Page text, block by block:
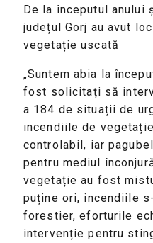
De la începutul anului
județul Gorj au avut
vegetație uscată
„Suntem abia la
fost solicitați să
a 184 de situații de
incendiile de
controlabil, iar
pentru mediul
vegetație au fost
puține ori, incendiile
forestier, eforturile
intervenție pentru